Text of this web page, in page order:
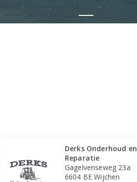
Derks Onderhoud en
Reparatie
Gagelvenseweg 23a
6604 BE Wijchen